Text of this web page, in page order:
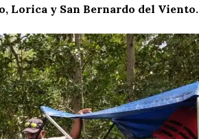
Lorica y San Bernardo del Viento.